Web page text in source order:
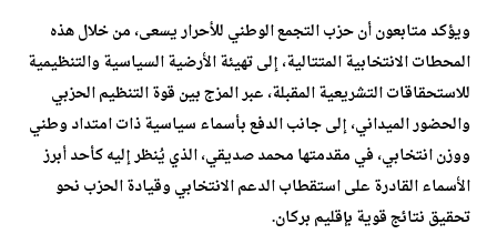
ويؤكد متابعون أن حزب التجمع الوطني للأحرار يسعى، من خلال هذه
المحطات الانتخابية المتتالية، إلى تهيئة الأرضية السياسية والتنظيمية
للاستحقاقات التشريعية المقبلة، عبر المزج بين قوة التنظيم الحزبي
والحضور الميداني، إلى جانب الدفع بأسماء سياسية ذات امتداد وطني
ووزن انتخابي، في مقدمتها محمد صديقي، الذي يُنظر إليه كأحد أبرز
الأسماء القادرة على استقطاب الدعم الانتخابي وقيادة الحزب نحو
تحقيق نتائج قوية بإقليم بركان.